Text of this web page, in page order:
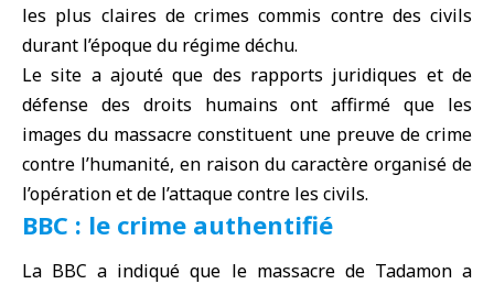
les plus claires de crimes commis contre des civils
durant l’époque du régime déchu.
Le site a ajouté que des rapports juridiques et de
défense des droits humains ont affirmé que les
images du massacre constituent une preuve de crime
contre l’humanité, en raison du caractère organisé de
l’opération et de l’attaque contre les civils.
BBC : le crime authentifié
La BBCa indiqué que le massacre de Tadamon a